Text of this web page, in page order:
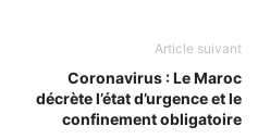
Article suivant
Coronavirus : Le Maroc
décrète l’état d’urgence et le
confinement obligatoire